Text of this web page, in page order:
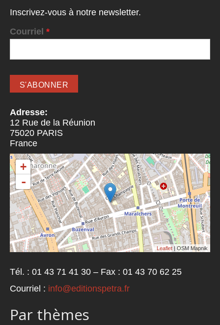
Inscrivez-vous à notre newsletter.
Courriel *
Adresse:
12 Rue de la Réunion
75020 PARIS
France
+
-
Leaflet | OSM Mapnik
Tél. : 01 43 71 41 30 – Fax : 01 43 70 62 25
Courriel : info@editionspetra.fr
Par thèmes